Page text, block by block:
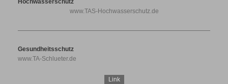
Hochwasserschutz
www.TAS-Hochwasserschutz.de
Gesundheitsschutz
www.TA-Schlueter.de
Link